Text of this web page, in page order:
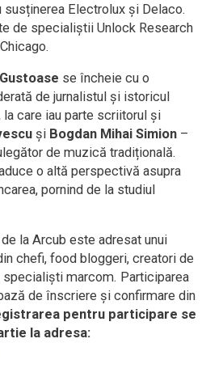
susținerea Electrolux și Delaco.
de specialiștii Unlock Research
se încheie cu o
de jurnalistul și istoricul
la care iau parte scriitorul și
și Bogdan Mihai Simion –
de muzică tradițională.
o altă perspectivă asupra
pornind de la studiul
la Arcub este adresat unui
chefi, food bloggeri, creatori de
marcom. Participarea
de înscriere și confirmare din
pentru participare se
la adresa: